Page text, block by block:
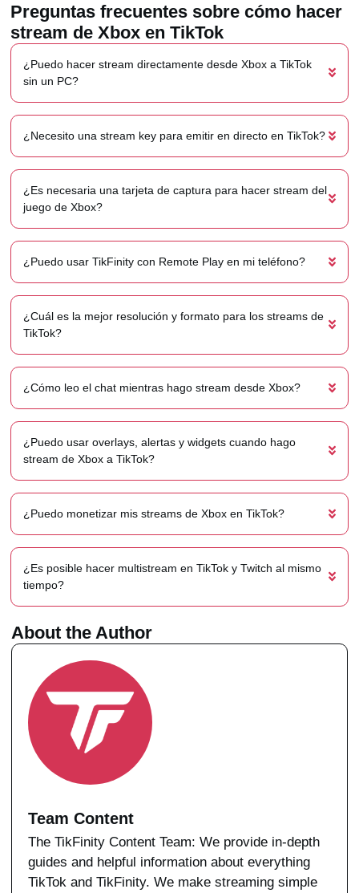
Preguntas frecuentes sobre cómo hacer
stream de Xbox en TikTok
¿Puedo hacer stream directamente desde Xbox a TikTok
sin un PC?
¿Necesito una stream key para emitir en directo en TikTok?
¿Es necesaria una tarjeta de captura para hacer stream del
juego de Xbox?
¿Puedo usar TikFinity con Remote Play en mi teléfono?
¿Cuál es la mejor resolución y formato para los streams de
TikTok?
¿Cómo leo el chat mientras hago stream desde Xbox?
¿Puedo usar overlays, alertas y widgets cuando hago
stream de Xbox a TikTok?
¿Puedo monetizar mis streams de Xbox en TikTok?
¿Es posible hacer multistream en TikTok y Twitch al mismo
tiempo?
About the Author
Team Content
The TikFinity Content Team: We provide in-depth
guides and helpful information about everything
TikTok and TikFinity. We make streaming simple